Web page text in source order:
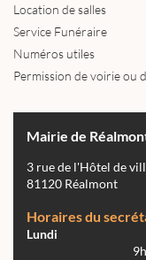
Location de salles
Service Funéraire
Numéros utiles
Permission de voirie ou
Mairie de
3 rue de l'Hôtel de
81120 Réalmont
Horaires du
Lundi